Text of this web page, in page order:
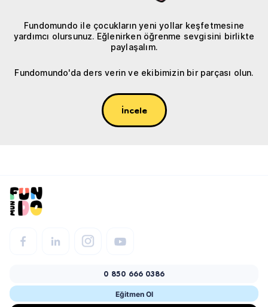
Fundomundo ile çocukların yeni yollar keşfetmesine
yardımcı olursunuz. Eğlenirken öğrenme sevgisini birlikte
paylaşalım.
Fundomundo'da ders verin ve ekibimizin bir parçası olun.
İncele
0 850 666 0386
Eğitmen Ol